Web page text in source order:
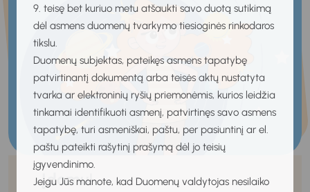
9. teisę bet kuriuo metu atšaukti savo duotą sutikimą
dėl asmens duomenų tvarkymo tiesioginės rinkodaros
tikslu.
Duomenų subjektas, pateikęs asmens tapatybę
patvirtinantį dokumentą arba teisės aktų nustatyta
tvarka ar elektroninių ryšių priemonėmis, kurios leidžia
tinkamai identifikuoti asmenį, patvirtinęs savo asmens
tapatybę, turi asmeniškai, paštu, per pasiuntinį ar el.
paštu pateikti rašytinį prašymą dėl jo teisių
įgyvendinimo.
Jeigu Jūs manote, kad Duomenų valdytojas nesilaiko
Įdomu!